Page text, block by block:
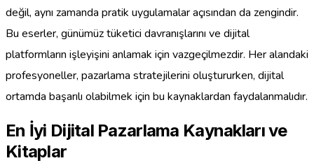
değil, aynı zamanda pratik uygulamalar açısından da zengindir.
Bu eserler, günümüz tüketici davranışlarını ve dijital
platformların işleyişini anlamak için vazgeçilmezdir. Her alandaki
profesyoneller, pazarlama stratejilerini oluştururken, dijital
ortamda başarılı olabilmek için bu kaynaklardan faydalanmalıdır.
En İyi Dijital Pazarlama Kaynakları ve
Kitaplar